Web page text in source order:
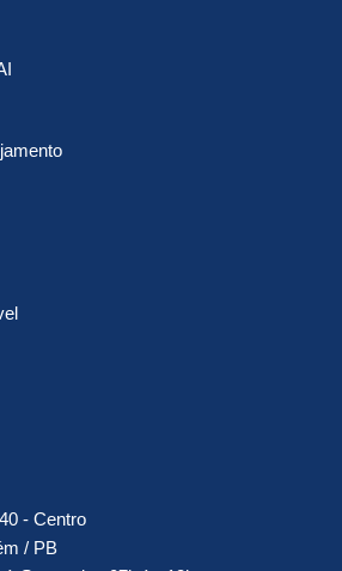
- Centro
/ PB